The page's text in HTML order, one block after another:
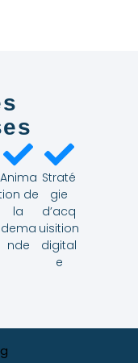
Anima
de
la
dema
nde
Straté
gie
d’acq
uisition
digital
e